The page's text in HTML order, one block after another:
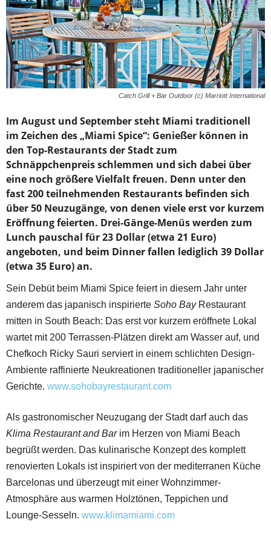
Catch Grill + Bar Outdoor (c) Marriott International
Im August und September steht Miami traditionell
im Zeichen des „Miami Spice“: Genießer können in
den Top-Restaurants der Stadt zum
Schnäppchenpreis schlemmen und sich dabei über
eine noch größere Vielfalt freuen. Denn unter den
fast 200 teilnehmenden Restaurants befinden sich
über 50 Neuzugänge, von denen viele erst vor kurzem
Eröffnung feierten. Drei-Gänge-Menüs werden zum
Lunch pauschal für 23 Dollar (etwa 21 Euro)
angeboten, und beim Dinner fallen lediglich 39 Dollar
(etwa 35 Euro) an.
Sein Debüt beim Miami Spice feiert in diesem Jahr unter
anderem das japanisch inspirierte Soho Bay Restaurant
mitten in South Beach: Das erst vor kurzem eröffnete Lokal
wartet mit 200 Terrassen-Plätzen direkt am Wasser auf, und
Chefkoch Ricky Sauri serviert in einem schlichten Design-
Ambiente raffinierte Neukreationen traditioneller japanischer
Gerichte. www.sohobayrestaurant.com
Als gastronomischer Neuzugang der Stadt darf auch das
Klima Restaurant and Barim Herzen von Miami Beach
begrüßt werden. Das kulinarische Konzept des komplett
renovierten Lokals ist inspiriert von der mediterranen Küche
Barcelonas und überzeugt mit einer Wohnzimmer-
Atmosphäre aus warmen Holztönen, Teppichen und
Lounge-Sesseln. www.klimamiami.com